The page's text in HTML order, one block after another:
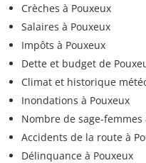
Crèches à Pouxeux
Salaires à Pouxeux
Impôts à Pouxeux
Dette et budget de
Climat et historique
Inondations à Pouxeux
Nombre de sage-femmes
Accidents de la route à
Délinquance à Pouxeux